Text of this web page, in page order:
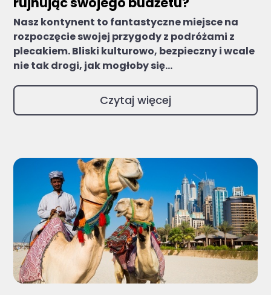
Nasz kontynent to fantastyczne miejsce na
rozpoczęcie swojej przygody z podróżami z
plecakiem. Bliski kulturowo, bezpieczny i wcale
nie tak drogi, jak mogłoby się...
Czytaj więcej